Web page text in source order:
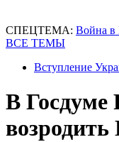
СПЕЦТЕМА: Война в
ВСЕ ТЕМЫ
Вступление
В Госдуме